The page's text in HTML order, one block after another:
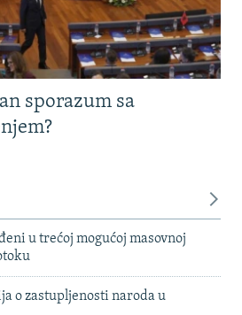
sporazum sa
u trećoj mogućoj masovnoj
o zastupljenosti naroda u